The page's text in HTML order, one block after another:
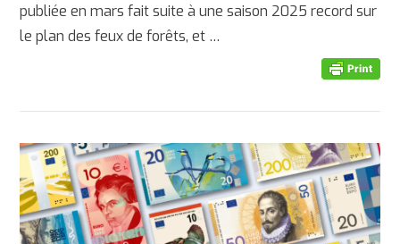
publiée en mars fait suite à une saison 2025 record sur
le plan des feux de forêts, et …